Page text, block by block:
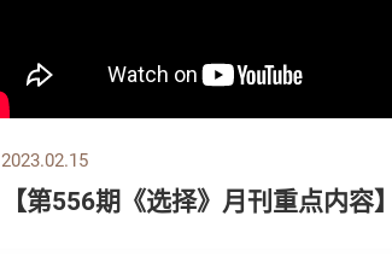
2023.02.15
【第556期《选择》月刊重点内容】